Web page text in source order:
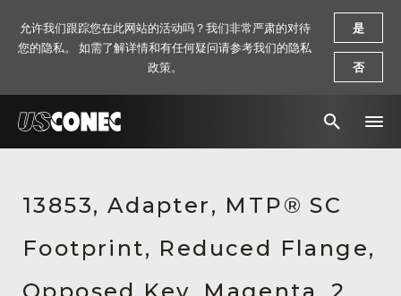
解决方案
产品
资源
13853, Adapter, MTP® SC
Footprint, Reduced Flange,
允许我们跟踪您在此网站的活动吗？我们非常严肃的对待
您的隐私。 如需了解详情和有任何疑问请参考我们的隐私
政策。
是
否